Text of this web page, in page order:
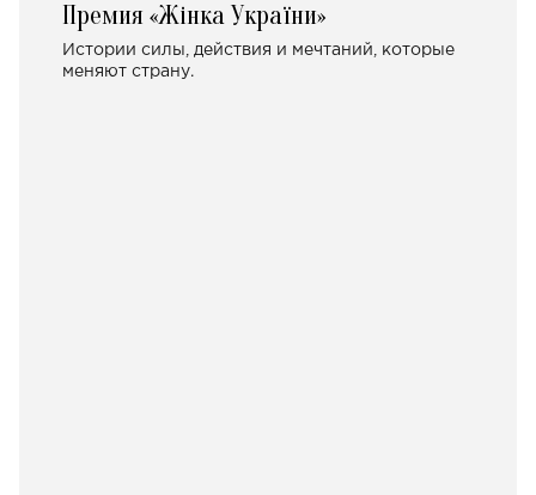
Премия «Жінка України»
Истории силы, действия и мечтаний, которые
меняют страну.